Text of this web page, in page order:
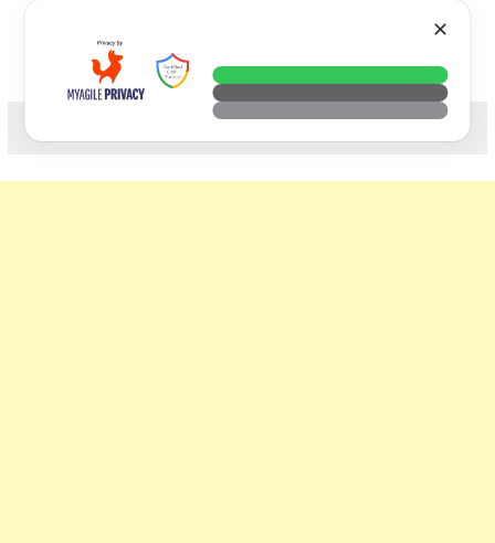
科技. 生活. 攝影.
✕